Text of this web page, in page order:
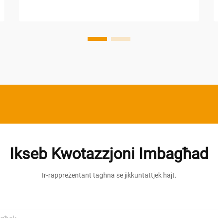
Ikseb Kwotazzjoni Imbagħad
Ir-rappreżentant tagħna se jikkuntattjek ħajt.